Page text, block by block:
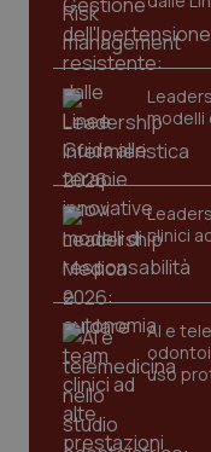
modelli
clinici
AI e
uso
Nome